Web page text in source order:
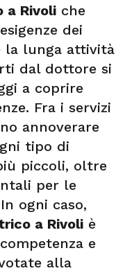
a Rivoli che
dei
la lunga attività
dal dottore si
a coprire
Fra i servizi
annoverare
tipo di
piccoli, oltre
per le
ogni caso,
a Rivoli è
e
alla